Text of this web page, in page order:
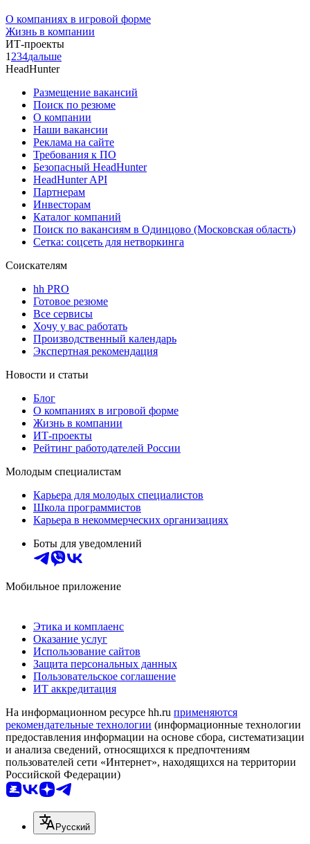
О компаниях в игровой форме
Жизнь в компании
ИТ-проекты
1 234дальше
HeadHunter
Размещение вакансий
Поиск по резюме
О компании
Наши вакансии
Реклама на сайте
Требования к ПО
Безопасный HeadHunter
HeadHunter API
Партнерам
Инвесторам
Каталог компаний
Поиск по вакансиям в Одинцово (Московская область)
Сетка: соцсеть для нетворкинга
Соискателям
hh PRO
Готовое резюме
Все сервисы
Хочу у вас работать
Производственный календарь
Экспертная рекомендация
Новости и статьи
Блог
О компаниях в игровой форме
Жизнь в компании
ИТ-проекты
Рейтинг работодателей России
Молодым специалистам
Карьера для молодых специалистов
Школа программистов
Карьера в некоммерческих организациях
Боты для уведомлений
Мобильное приложение
Этика и комплаенс
Оказание услуг
Использование сайтов
Защита персональных данных
Пользовательское соглашение
ИТ аккредитация
На информационном ресурсе hh.ru применяются
рекомендательные технологии (информационные технологии
предоставления информации на основе сбора, систематизации
и анализа сведений, относящихся к предпочтениям
пользователей сети «Интернет», находящихся на территории
Российской Федерации)
Русский